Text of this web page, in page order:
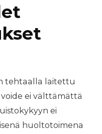
tehtaalla laitettu
voide ei välttämättä
ei
huoltotoimena